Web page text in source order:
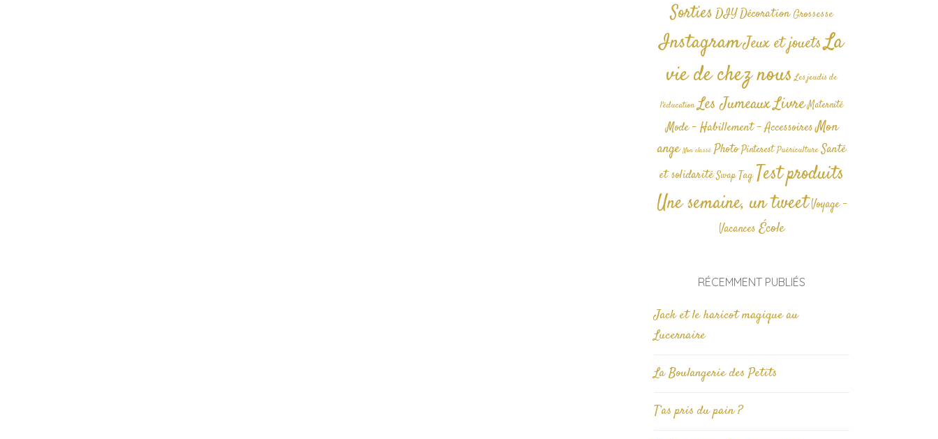
SortiesDIYDécoration Grossesse
InstagramJeux et jouetsLa
vie de chez nous Les jeudis de
l'éducation Les JumeauxLivre Maternité
Mode - Habillement - AccessoiresMon
ange Non classé Photo Pinterest Puériculture Santé
et solidarité Swap TagTest produits
Une semaine, un tweetVoyage -
Vacances École
RÉCEMMENT PUBLIÉS
Jack et le haricot magique au
Lucernaire
La Boulangerie des Petits
T’as pris du pain ?